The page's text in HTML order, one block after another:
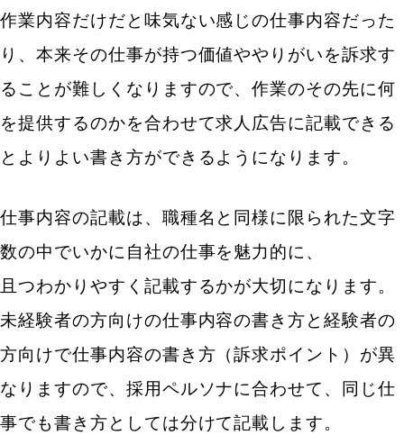
作業内容だけだと味気ない感じの仕事内容だった
り、本来その仕事が持つ価値ややりがいを訴求す
ることが難しくなりますので、作業のその先に何
を提供するのかを合わせて求人広告に記載できる
とよりよい書き方ができるようになります。
仕事内容の記載は、職種名と同様に限られた文字
数の中でいかに自社の仕事を魅力的に、
且つわかりやすく記載するかが大切になります。
未経験者の方向けの仕事内容の書き方と経験者の
方向けで仕事内容の書き方（訴求ポイント）が異
なりますので、採用ペルソナに合わせて、同じ仕
事でも書き方としては分けて記載します。